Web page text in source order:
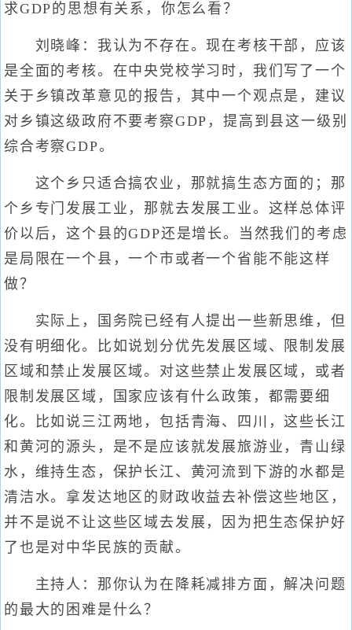
求GDP的思想有关系，你怎么看？
刘晓峰：我认为不存在。现在考核干部，应该
是全面的考核。在中央党校学习时，我们写了一个
关于乡镇改革意见的报告，其中一个观点是，建议
对乡镇这级政府不要考察GDP，提高到县这一级别
综合考察GDP。
这个乡只适合搞农业，那就搞生态方面的；那
个乡专门发展工业，那就去发展工业。这样总体评
价以后，这个县的GDP还是增长。当然我们的考虑
是局限在一个县，一个市或者一个省能不能这样
做？
实际上，国务院已经有人提出一些新思维，但
没有明细化。比如说划分优先发展区域、限制发展
区域和禁止发展区域。对这些禁止发展区域，或者
限制发展区域，国家应该有什么政策，都需要细
化。比如说三江两地，包括青海、四川，这些长江
和黄河的源头，是不是应该就发展旅游业，青山绿
水，维持生态，保护长江、黄河流到下游的水都是
清洁水。拿发达地区的财政收益去补偿这些地区，
并不是说不让这些区域去发展，因为把生态保护好
了也是对中华民族的贡献。
主持人：那你认为在降耗减排方面，解决问题
的最大的困难是什么？